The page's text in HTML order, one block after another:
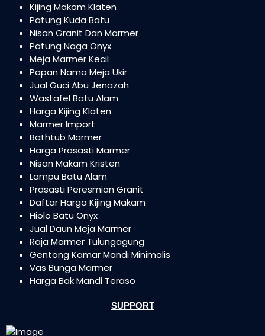
Kijing Makam Klaten
Patung Kuda Batu
Nisan Granit Dan Marmer
Patung Naga Onyx
Meja Marmer Kecil
Papan Nama Meja Ukir
Jual Guci Abu Jenazah
Wastafel Batu Alam
Harga Kijing Klaten
Marmer Import
Bathtub Marmer
Harga Prasasti Marmer
Nisan Makam Kristen
Lampu Batu Alam
Prasasti Peresmian Granit
Daftar Harga Kijing Makam
Hiolo Batu Onyx
Jual Daun Meja Marmer
Raja Marmer Tulungagung
Gentong Kamar Mandi Minimalis
Vas Bunga Marmer
Harga Bak Mandi Teraso
SUPPORT